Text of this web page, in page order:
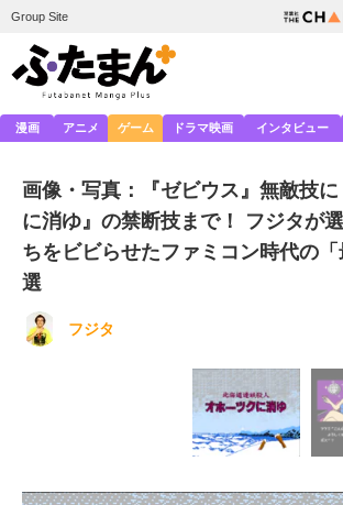
Group Site
漫画 アニメ ゲーム ドラマ映画 インタビュー
画像・写真：『ゼビウス』無敵技
に消ゆ』の禁断技まで！ フジタが
ちをビビらせたファミコン時代の
選
フジタ